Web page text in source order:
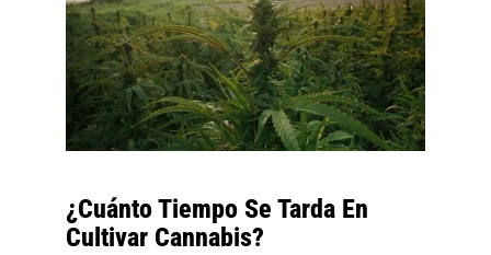
¿Cuánto Tiempo Se Tarda En
Cultivar Cannabis?